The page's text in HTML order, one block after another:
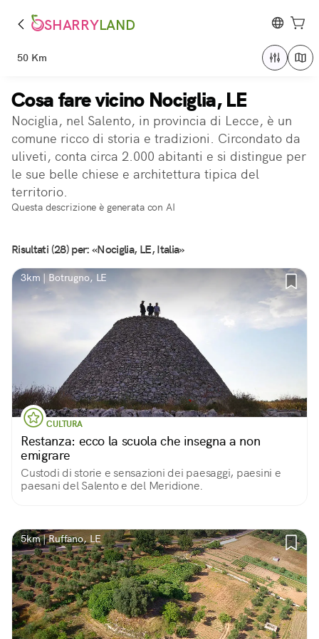
SHARRYLAND
50 Km
Cosa fare vicino Nociglia, LE
Nociglia, nel Salento, in provincia di Lecce, è un
comune ricco di storia e tradizioni. Circondato da
uliveti, conta circa 2.000 abitanti e si distingue per
le sue belle chiese e architettura tipica del
territorio.
Questa descrizione è generata con AI
Risultati (28) per: «Nociglia, LE, Italia»
3km | Botrugno, LE
CULTURA
Restanza: ecco la scuola che insegna a non
emigrare
Custodi di storie e sensazioni dei paesaggi, paesini e
paesani del Salento e del Meridione.
5km | Ruffano, LE